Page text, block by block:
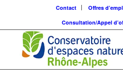
Contact
Offres
Consultation/Appel